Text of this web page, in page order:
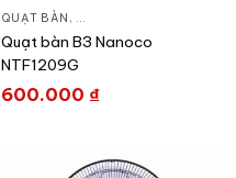
QUẠT BÀN , QUẠT ĐIỆN, QUẠT TRẦN
Quạt bàn B3 Nanoco
NTF1209G
600.000 ₫